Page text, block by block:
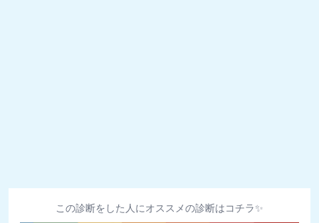
この診断をした人にオススメの診断はコチラ✨